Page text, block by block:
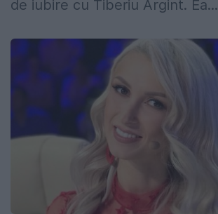
de iubire cu Tiberiu Argint. Ea...